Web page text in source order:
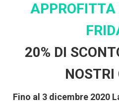
20% DI
NOSTRI
Fino al 3 dicembre 2020